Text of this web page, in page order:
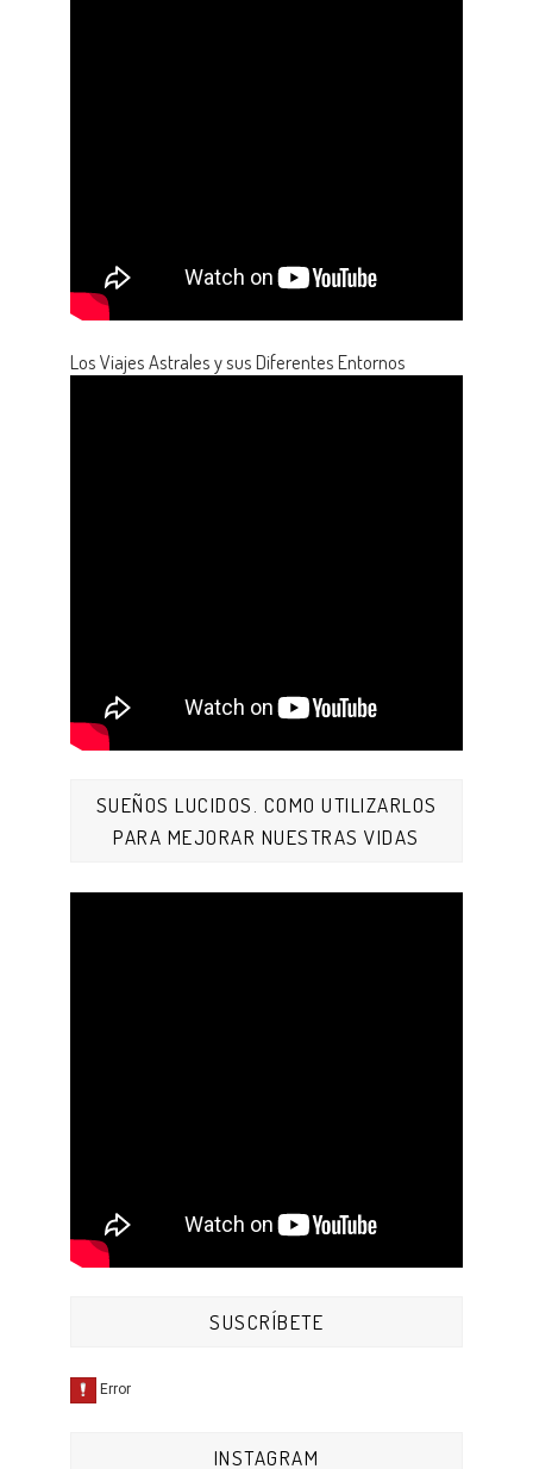
Los Viajes Astrales y sus Diferentes Entornos
SUEÑOS LUCIDOS. COMO UTILIZARLOS
PARA MEJORAR NUESTRAS VIDAS
SUSCRÍBETE
INSTAGRAM